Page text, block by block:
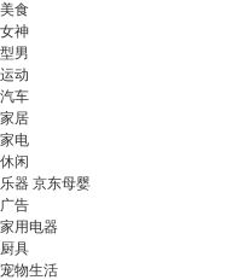
美食
女神
型男
运动
汽车
家居
家电
休闲
乐器 京东母婴
广告
家用电器
厨具
宠物生活